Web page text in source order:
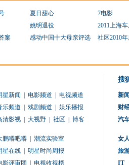
夏日甜心 7电影
姚明退役 2011上海车
案
感动中国十大母亲评选 社区2010
星新闻 电影频道
电视频道
乐频道 戏剧频道
娱乐播报
清影视 大视野 社区 博客
鹏嘚吧嘚
潮流实验室
星在线
明星时尚周报
影评审团 电视收视榜
搜
新闻
财
汽
女人
旅
IT